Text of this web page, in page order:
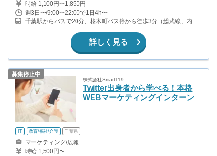
時給 1,100円〜1,850円
週3日〜/9:00〜22:00で1日4h〜
千葉駅からバスで20分、桜木町バス停から徒歩3分（総武線、内房
木駅から徒歩で10分（千葉都市モノレール）
詳しく見る
募集停止中
株式会社Smart119
Twitter出身者から学べる！本格
WEBマーケティングインターン
IT 教育/福祉/介護 千葉県
マーケティング/広報
時給 1,500円〜